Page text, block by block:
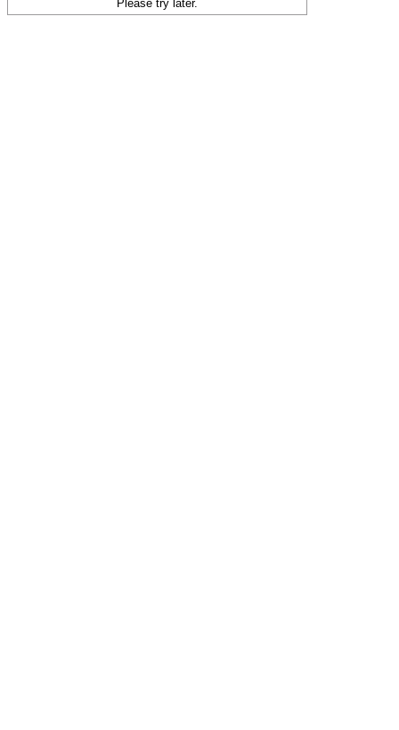
Please try later.